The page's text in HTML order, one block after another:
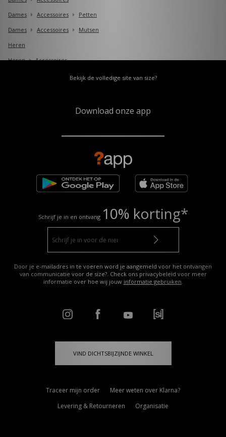
Dames
Accessoires
Petten
Dames
Accessoires
Mutsen
Heren
Heren
Accessoires
Petten
Bekijk de volledige site van size?
Download onze app
Schrijf je in en ontvang 10% korting*
Door je e-mailadres in te voeren word je aangemeld voor het ontvangen
van communicatie voor de size?. Check ons privacybeleid voor meer
informatie over hoe wij jouw informatie gebruiken.
VIND DICHTSBIJZIJNDE WINKEL
Traceer mijn order
Meer weten over Klarna?
Levering & Retourneren
Organisatie